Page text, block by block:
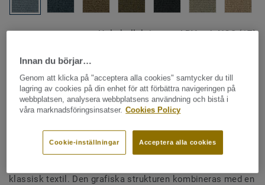
Hela kollektionen - LRV och NCS (17)
Heltäckningsmatta - rullvara
Desso Parade Studio - Studio
B285 435
Grafisk struktur möter färgstark elegans. Parade Studio är
klassisk textil. Den grafiska strukturen kombineras med en
Innan du börjar…
Genom att klicka på "acceptera alla cookies" samtycker du till
lagring av cookies på din enhet för att förbättra navigeringen på
webbplatsen, analysera webbplatsens användning och bistå i
våra marknadsföringsinsatser. Cookies Policy
Acceptera alla cookies
Cookie-inställningar